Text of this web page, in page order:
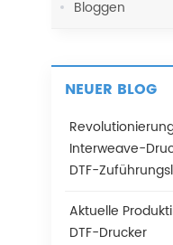
Bloggen
NEUER BLOG
Interweave-
DTF-
Aktuelle
DTF-Drucker